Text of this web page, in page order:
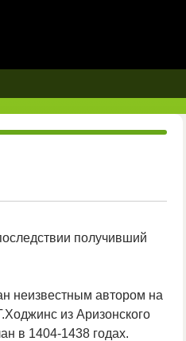
получивший
неизвестным автором на
из Аризонского
в 1404-1438 годах.